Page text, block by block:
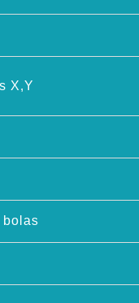
X,Y
bolas